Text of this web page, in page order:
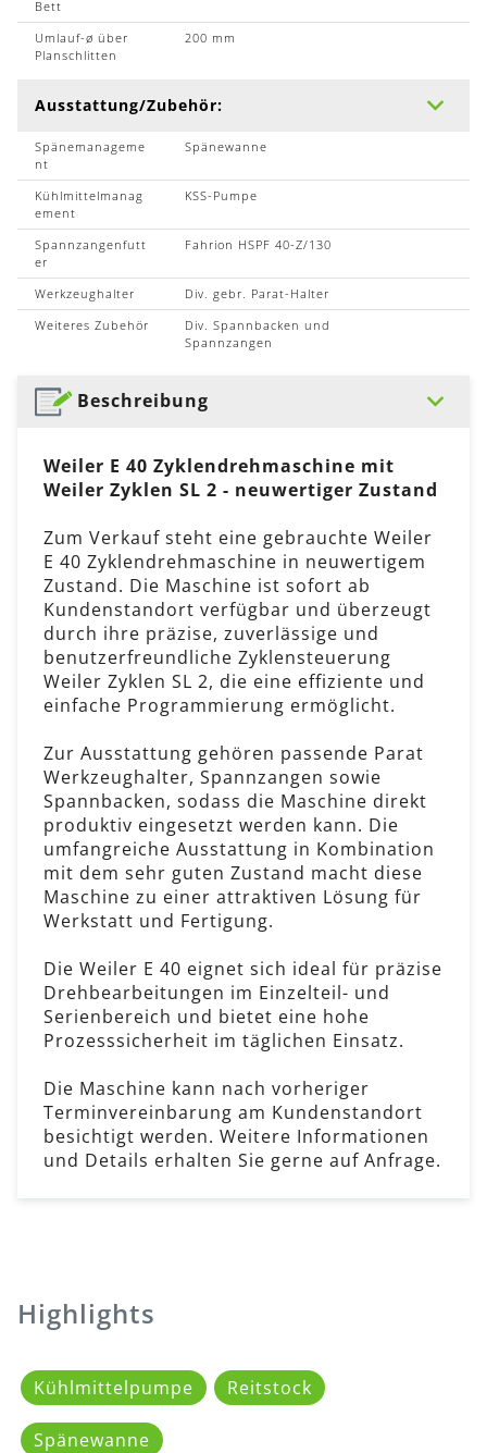
Bett
Umlauf-ø über
Planschlitten
200 mm
Ausstattung/Zubehör:
Spänemanageme
nt
Spänewanne
Kühlmittelmanag
ement
KSS-Pumpe
Spannzangenfutt
er
Fahrion HSPF 40-Z/130
Werkzeughalter
Div. gebr. Parat-Halter
Weiteres Zubehör
Div. Spannbacken und
Spannzangen
Beschreibung
Weiler E 40 Zyklendrehmaschine mit
Weiler Zyklen SL 2 - neuwertiger Zustand
Zum Verkauf steht eine gebrauchte Weiler
E 40 Zyklendrehmaschine in neuwertigem
Zustand. Die Maschine ist sofort ab
Kundenstandort verfügbar und überzeugt
durch ihre präzise, zuverlässige und
benutzerfreundliche Zyklensteuerung
Weiler Zyklen SL 2, die eine effiziente und
einfache Programmierung ermöglicht.
Zur Ausstattung gehören passende Parat
Werkzeughalter, Spannzangen sowie
Spannbacken, sodass die Maschine direkt
produktiv eingesetzt werden kann. Die
umfangreiche Ausstattung in Kombination
mit dem sehr guten Zustand macht diese
Maschine zu einer attraktiven Lösung für
Werkstatt und Fertigung.
Die Weiler E 40 eignet sich ideal für präzise
Drehbearbeitungen im Einzelteil- und
Serienbereich und bietet eine hohe
Prozesssicherheit im täglichen Einsatz.
Die Maschine kann nach vorheriger
Terminvereinbarung am Kundenstandort
besichtigt werden. Weitere Informationen
und Details erhalten Sie gerne auf Anfrage.
Highlights
Kühlmittelpumpe Reitstock
Spänewanne